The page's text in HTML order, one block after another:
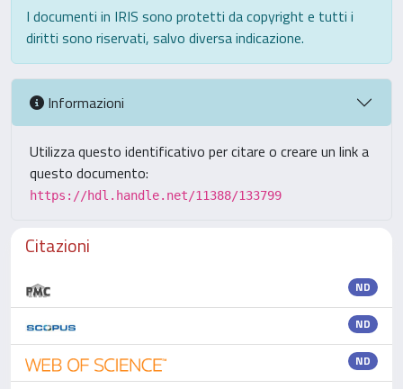
I documenti in IRIS sono protetti da copyright e tutti i
diritti sono riservati, salvo diversa indicazione.
Informazioni
Utilizza questo identificativo per citare o creare un link a
questo documento:
https://hdl.handle.net/11388/133799
Citazioni
ND
ND
ND